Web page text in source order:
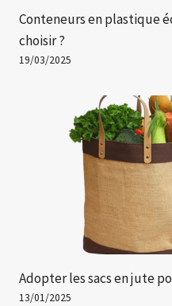
Conteneurs en plastique
choisir ?
19/03/2025
Adopter les sacs en jute
13/01/2025